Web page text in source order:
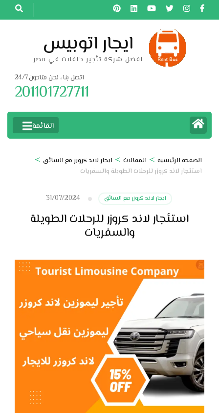
تخطى
إلى
ايجار اتوبيس
افضل شركة تأجير حافلات في مصر
اتصل بنا ، نحن متاحون 24/7
201101727711
القائمة
الصفحة الرئيسية > المقالات > ايجار لاند كروزر مع السائق >
استئجار لاند كروزر للرحلات الطويلة والسفريات
ايجار لاند كروزر مع السائق 31/07/2024
استئجار لاند كروزر للرحلات الطويلة
والسفريات